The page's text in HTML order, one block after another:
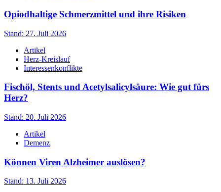
Opiodhaltige Schmerzmittel und ihre Risiken
Stand: 27. Juli 2026
Artikel
Herz-Kreislauf
Interessenkonflikte
Fischöl, Stents und Acetylsalicylsäure: Wie gut fürs
Herz?
Stand: 20. Juli 2026
Artikel
Demenz
Können Viren Alzheimer auslösen?
Stand: 13. Juli 2026